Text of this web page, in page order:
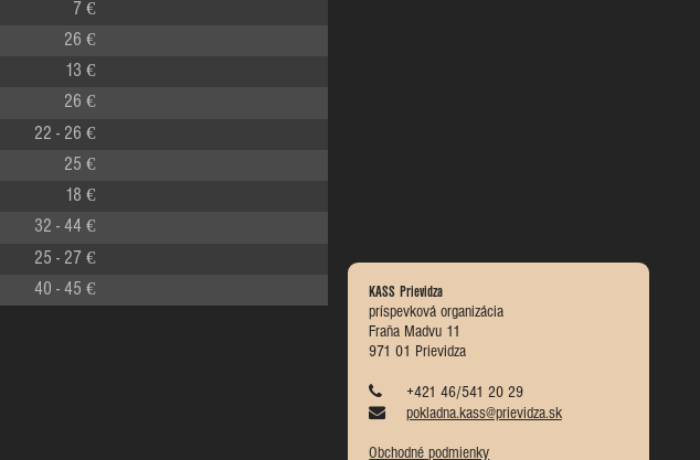
KASS Prievidza
príspevková organizácia
Fraňa Madvu 11
971 01 Prievidza
+421 46/541 20 29
pokladna.kass@prievidza.sk
Obchodné podmienky
7 €
26 €
13 €
26 €
22 - 26 €
25 €
18 €
32 - 44 €
25 - 27 €
40 - 45 €